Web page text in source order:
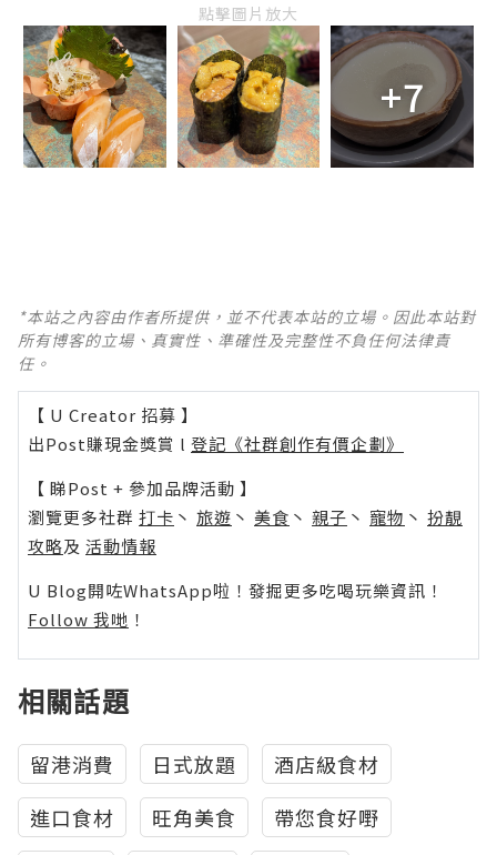
點擊圖片放大
+7
*本站之內容由作者所提供，並不代表本站的立場。因此本站對
所有博客的立場、真實性、準確性及完整性不負任何法律責
任。
【 U Creator 招募 】
出Post賺現金獎賞 l 登記《社群創作有價企劃》
【 睇Post + 參加品牌活動 】
瀏覽更多社群 打卡 丶 旅遊 丶 美食 丶 親子 丶 寵物 丶 扮靚
攻略及 活動情報
U Blog開咗WhatsApp啦！發掘更多吃喝玩樂資訊！
Follow 我哋 ！
相關話題
留港消費 日式放題
酒店級食材
進口食材
旺角美食
帶您食好嘢